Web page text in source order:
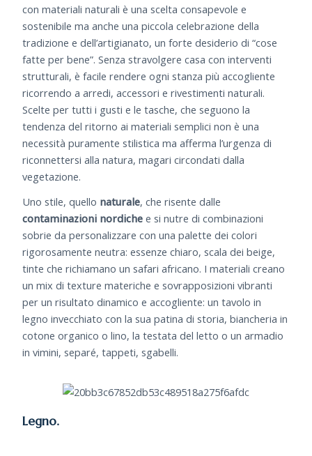
con materiali naturali è una scelta consapevole e
sostenibile ma anche una piccola celebrazione della
tradizione e dell’artigianato, un forte desiderio di “cose
fatte per bene”. Senza stravolgere casa con interventi
strutturali, è facile rendere ogni stanza più accogliente
ricorrendo a arredi, accessori e rivestimenti naturali.
Scelte per tutti i gusti e le tasche, che seguono la
tendenza del ritorno ai materiali semplici non è una
necessità puramente stilistica ma afferma l’urgenza di
riconnettersi alla natura, magari circondati dalla
vegetazione.
Uno stile, quello naturale, che risente dalle
contaminazioni nordiche e si nutre di combinazioni
sobrie da personalizzare con una palette dei colori
rigorosamente neutra: essenze chiaro, scala dei beige,
tinte che richiamano un safari africano. I materiali creano
un mix di texture materiche e sovrapposizioni vibranti
per un risultato dinamico e accogliente: un tavolo in
legno invecchiato con la sua patina di storia, biancheria in
cotone organico o lino, la testata del letto o un armadio
in vimini, separé, tappeti, sgabelli.
Legno.